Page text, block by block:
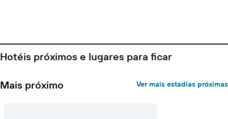
Y
exibindo
o
médio
de
Hotéis próximos e lugares para ficar
Mais próximo Ver mais estadias próximas